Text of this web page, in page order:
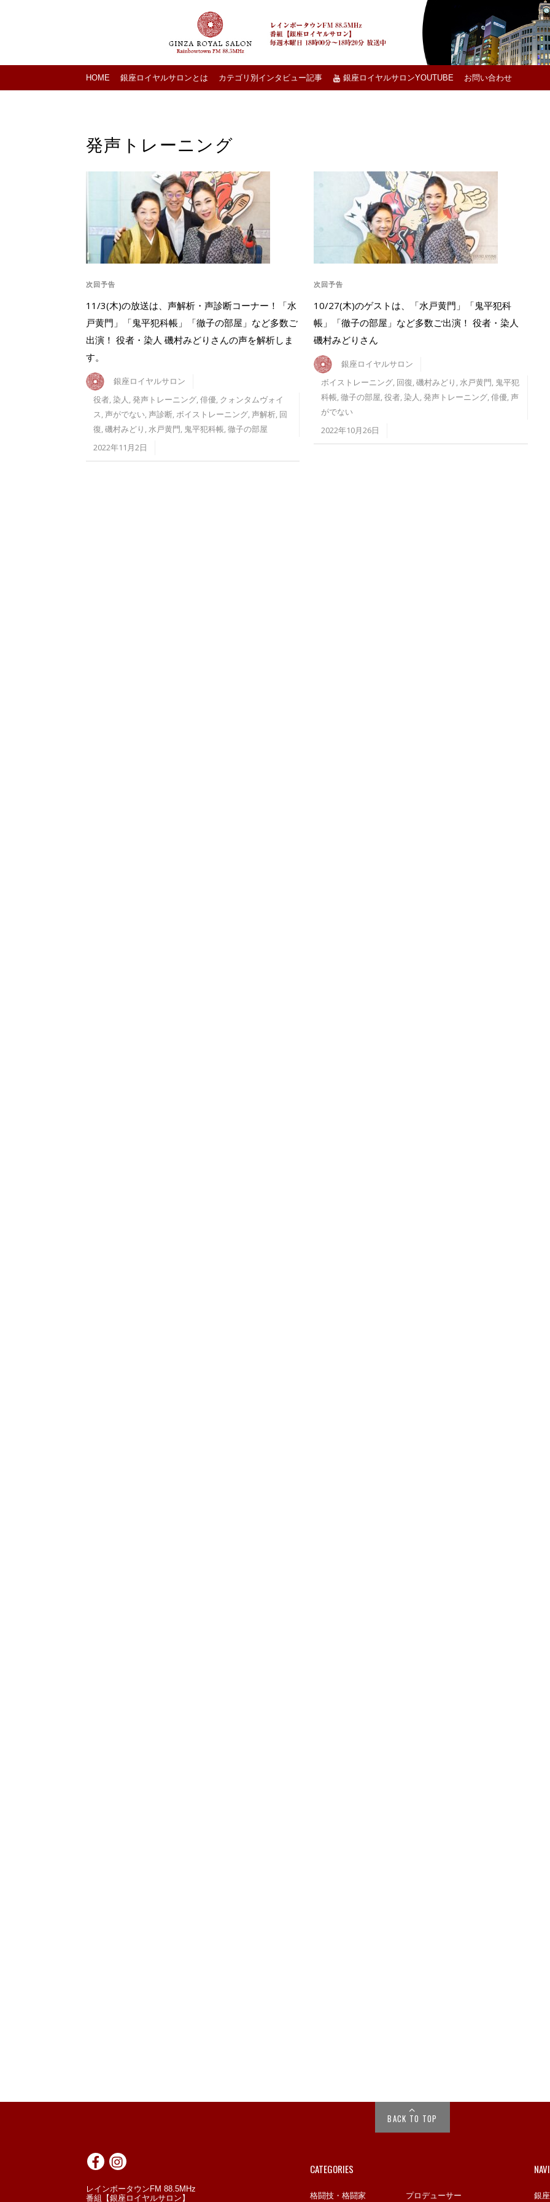
HOME 銀座ロイヤルサロンとは カテゴリ別インタビュー記事 銀座ロイヤルサロンYOUTUBE お問い合わせ
発声トレーニング
次回予告
11/3(木)の放送は、声解析・声診断コーナー！「水
戸黄門」「鬼平犯科帳」「徹子の部屋」など多数ご
出演！ 役者・染人 磯村みどりさんの声を解析しま
す。
銀座ロイヤルサロン
役者,染人,発声トレーニング,俳優, クォンタムヴォイ
ス,声がでない,声診断,ボイストレーニング,声解析, 回
復,磯村みどり ,水戸黄門, 鬼平犯科帳,徹子の部屋
2022年11月2日
次回予告
10/27(木)のゲストは、「水戸黄門」「鬼平犯科
帳」「徹子の部屋」など多数ご出演！ 役者・染人
磯村みどりさん
銀座ロイヤルサロン
ボイストレーニング, 回復,磯村みどり ,水戸黄門, 鬼平犯
科帳,徹子の部屋,役者,染人,発声トレーニング,俳優,声
がでない
2022年10月26日
BACK TO TOP
レインボータウンFM 88.5MHz
番組【銀座ロイヤルサロン】
CATEGORIES
格闘技・格闘家 プロデューサー 銀